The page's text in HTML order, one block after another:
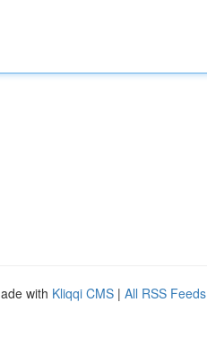
with Kliqqi CMS | All RSS Feeds